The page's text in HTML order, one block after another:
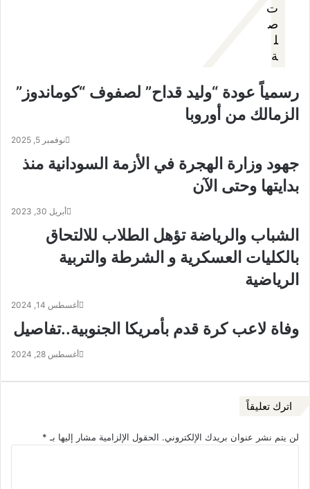
ت
ص
ل
ة
رسمياً عودة “وليد قداح” لصفوف “كوماندوز”
الزمالك من أوروبا
نوفمبر 5, 2025
جهود وزارة الهجرة في الأزمة السودانية منذ
بدايتها وحتى الآن
أبريل 30, 2023
الشباب والرياضة تؤهل الطلاب للالتحاق
بالكليات العسكرية و الشرطة والتربية
الرياضية
أغسطس 14, 2024
وفاة لاعب كرة قدم بأمريكا الجنوبية..تفاصيل
أغسطس 28, 2024
اترك تعليقاً
لن يتم نشر عنوان بريدك الإلكتروني. الحقول الإلزامية مشار إليها بـ *